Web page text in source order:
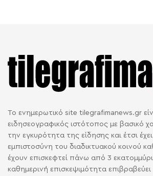
Το ενημερωτικό site tilegrafimanews.gr
ειδησεογραφικός ιστότοπος με βασικό
την εγκυρότητα της είδησης και έτσι
εμπιστοσύνη του διαδικτυακού κοινού
έχουν επισκεφτεί πάνω από 3
καθημερινή επισκεψιμότητα